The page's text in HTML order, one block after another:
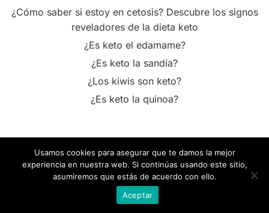
¿Cómo saber si estoy en cetosis? Descubre los signos
reveladores de la dieta keto
¿Es keto el edamame?
¿Es keto la sandía?
¿Los kiwis son keto?
¿Es keto la quinoa?
IMPORTANTE
Usamos cookies para asegurar que te damos la mejor
experiencia en nuestra web. Si continúas usando este sitio,
asumiremos que estás de acuerdo con ello.
Aceptar